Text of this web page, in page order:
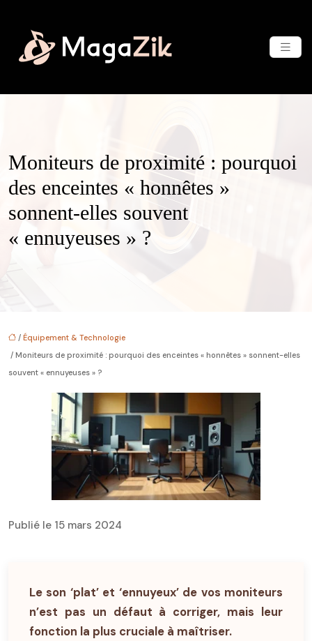
Moniteurs de proximité : pourquoi
des enceintes « honnêtes »
sonnent-elles souvent
« ennuyeuses » ?
/ Équipement & Technologie
/ Moniteurs de proximité : pourquoi des enceintes « honnêtes » sonnent-elles
souvent « ennuyeuses » ?
Publié le 15 mars 2024
Le son ‘plat’ et ‘ennuyeux’ de vos moniteurs
n’est pas un défaut à corriger, mais leur
fonction la plus cruciale à maîtriser.